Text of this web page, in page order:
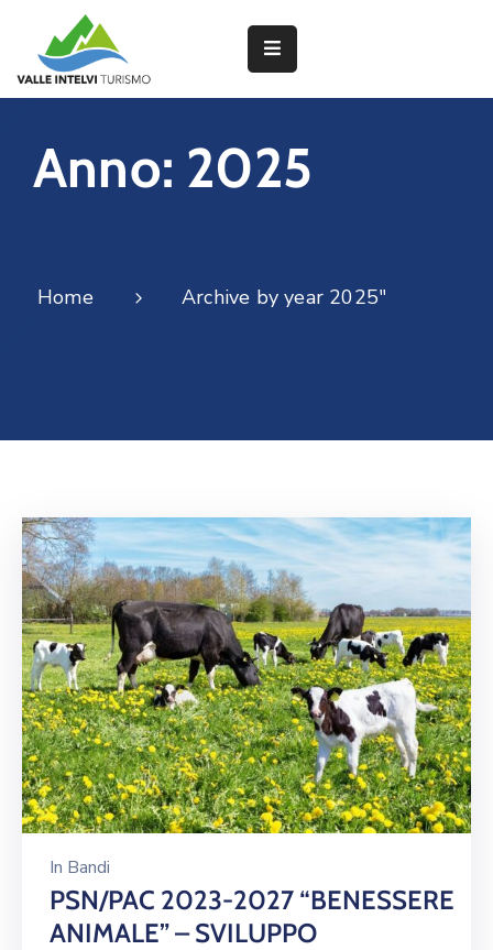
Interventi
noi
Dicono
dei
Borghi
PNRR
Borghi
Linea
Imprese
Anno: 2025
Home Archive by year 2025"
In Bandi
PSN/PAC 2023-2027 “BENESSERE
ANIMALE” – SVILUPPO